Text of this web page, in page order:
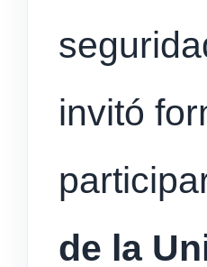
invitó
de la